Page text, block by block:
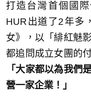
打造台灣首個國際
HUR出道了2年多
女》，以「緋紅魅
都追問成立女團的
「大家都以為我們
營一家企業！」